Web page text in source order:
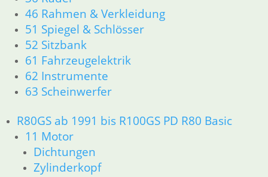
46 Rahmen & Verkleidung
51 Spiegel & Schlösser
52 Sitzbank
61 Fahrzeugelektrik
62 Instrumente
63 Scheinwerfer
R80GS ab 1991 bis R100GS PD R80 Basic
11 Motor
Dichtungen
Zylinderkopf
33 Antrieb
34 Bremsen
36 Räder
46 Rahmen & Verkleidung
51 Spiegel & Schlösser
52 Sitzbank
61 Fahrzeugelektrik
63 Scheinwerfer
R60/6 – R90/S
11 Motor
Dichtungen
Kolben/Kolbenringe